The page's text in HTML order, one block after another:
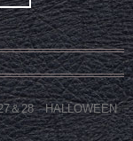
＆28 HALLOWEEN